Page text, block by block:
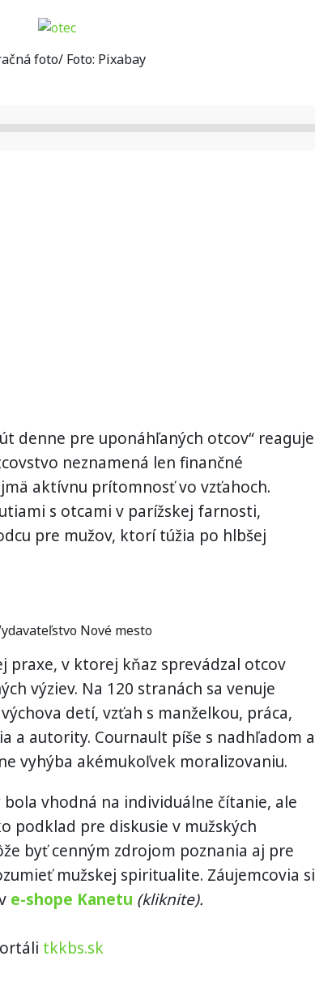
foto/ Foto: Pixabay
denne pre uponáhľaných otcov“ reaguje
neznamená len finančné
aktívnu prítomnosť vo vzťahoch.
s otcami v parížskej farnosti,
pre mužov, ktorí túžia po hlbšej
Nové mesto
praxe, v ktorej kňaz sprevádzal otcov
výziev. Na 120 stranách sa venuje
detí, vzťah s manželkou, práca,
a autority. Cournault píše s nadhľadom a
vyhýba akémukoľvek moralizovaniu.
vhodná na individuálne čítanie, ale
podklad pre diskusie v mužských
byť cenným zdrojom poznania aj pre
mužskej spiritualite. Záujemcovia si
e-shope Kanetu (kliknite).
tkkbs.sk